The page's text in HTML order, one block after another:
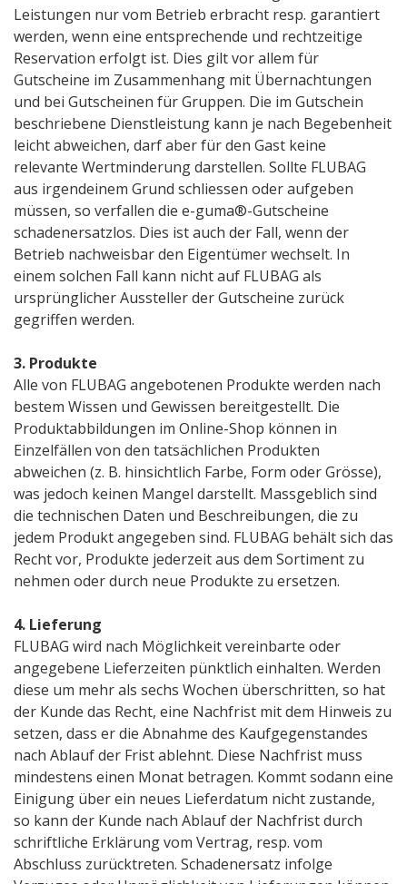
Leistungen nur vom Betrieb erbracht resp. garantiert
werden, wenn eine entsprechende und rechtzeitige
Reservation erfolgt ist. Dies gilt vor allem für
Gutscheine im Zusammenhang mit Übernachtungen
und bei Gutscheinen für Gruppen. Die im Gutschein
beschriebene Dienstleistung kann je nach Begebenheit
leicht abweichen, darf aber für den Gast keine
relevante Wertminderung darstellen. Sollte FLUBAG
aus irgendeinem Grund schliessen oder aufgeben
müssen, so verfallen die e-guma®-Gutscheine
schadenersatzlos. Dies ist auch der Fall, wenn der
Betrieb nachweisbar den Eigentümer wechselt. In
einem solchen Fall kann nicht auf FLUBAG als
ursprünglicher Aussteller der Gutscheine zurück
gegriffen werden.
3. Produkte
Alle von FLUBAG angebotenen Produkte werden nach
bestem Wissen und Gewissen bereitgestellt. Die
Produktabbildungen im Online-Shop können in
Einzelfällen von den tatsächlichen Produkten
abweichen (z. B. hinsichtlich Farbe, Form oder Grösse),
was jedoch keinen Mangel darstellt. Massgeblich sind
die technischen Daten und Beschreibungen, die zu
jedem Produkt angegeben sind. FLUBAG behält sich das
Recht vor, Produkte jederzeit aus dem Sortiment zu
nehmen oder durch neue Produkte zu ersetzen.
4. Lieferung
FLUBAG wird nach Möglichkeit vereinbarte oder
angegebene Lieferzeiten pünktlich einhalten. Werden
diese um mehr als sechs Wochen überschritten, so hat
der Kunde das Recht, eine Nachfrist mit dem Hinweis zu
setzen, dass er die Abnahme des Kaufgegenstandes
nach Ablauf der Frist ablehnt. Diese Nachfrist muss
mindestens einen Monat betragen. Kommt sodann eine
Einigung über ein neues Lieferdatum nicht zustande,
so kann der Kunde nach Ablauf der Nachfrist durch
schriftliche Erklärung vom Vertrag, resp. vom
Abschluss zurücktreten. Schadenersatz infolge